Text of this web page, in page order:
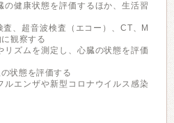
の健康状態を評価するほか、生活習
査、超音波検査（エコー）、CT、M
観察する
リズムを測定し、心臓の状態を評価
状態を評価する
ルエンザや新型コロナウイルス感染